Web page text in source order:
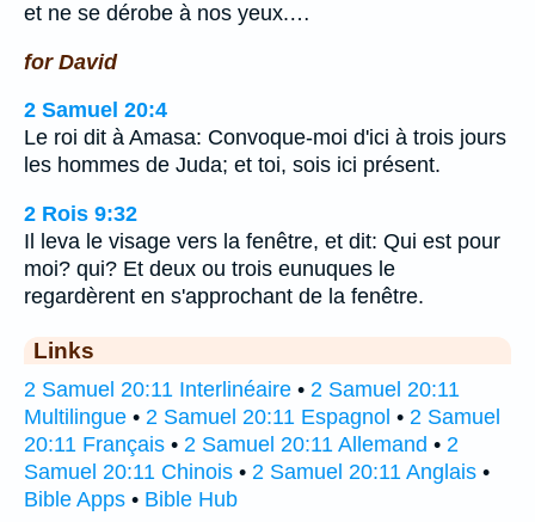
et ne se dérobe à nos yeux.…
for David
2 Samuel 20:4
Le roi dit à Amasa: Convoque-moi d'ici à trois jours
les hommes de Juda; et toi, sois ici présent.
2 Rois 9:32
Il leva le visage vers la fenêtre, et dit: Qui est pour
moi? qui? Et deux ou trois eunuques le
regardèrent en s'approchant de la fenêtre.
Links
2 Samuel 20:11 Interlinéaire • 2 Samuel 20:11
Multilingue • 2 Samuel 20:11 Espagnol • 2 Samuel
20:11 Français • 2 Samuel 20:11 Allemand • 2
Samuel 20:11 Chinois • 2 Samuel 20:11 Anglais •
Bible Apps • Bible Hub